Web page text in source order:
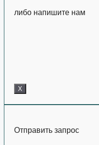
либо напишите нам
X
Отправить запрос